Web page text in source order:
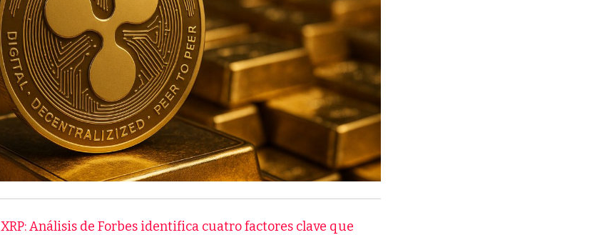
XRP: Análisis de Forbes identifica cuatro factores clave que